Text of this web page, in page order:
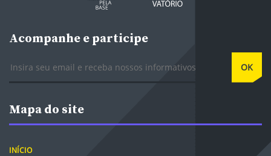
Acompanhe e participe
OK
Mapa do site
INÍCIO